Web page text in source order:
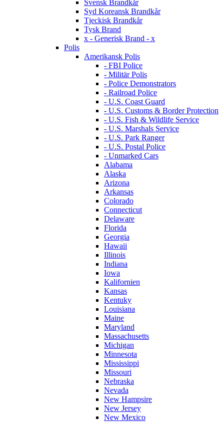
Svensk Brandkår
Syd Koreansk Brandkår
Tjeckisk Brandkår
Tysk Brand
x - Generisk Brand - x
Polis
Amerikansk Polis
- FBI Police
- Militär Polis
- Police Demonstrators
- Railroad Police
- U.S. Coast Guard
- U.S. Customs & Border Protection
- U.S. Fish & Wildlife Service
- U.S. Marshals Service
- U.S. Park Ranger
- U.S. Postal Police
- Unmarked Cars
Alabama
Alaska
Arizona
Arkansas
Colorado
Connecticut
Delaware
Florida
Georgia
Hawaii
Illinois
Indiana
Iowa
Kalifornien
Kansas
Kentuky
Louisiana
Maine
Maryland
Massachusetts
Michigan
Minnesota
Mississippi
Missouri
Nebraska
Nevada
New Hampsire
New Jersey
New Mexico